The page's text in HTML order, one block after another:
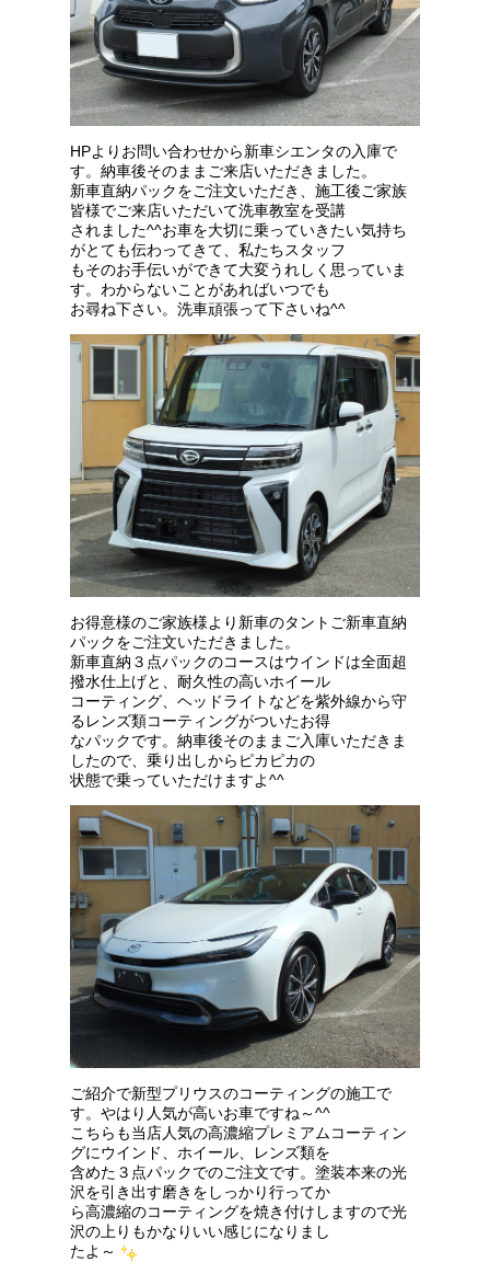
HPよりお問い合わせから新車シエンタの入庫で
す。納車後そのままご来店いただきました。
新車直納パックをご注文いただき、施工後ご家族
皆様でご来店いただいて洗車教室を受講
されました^^お車を大切に乗っていきたい気持ち
がとても伝わってきて、私たちスタッフ
もそのお手伝いができて大変うれしく思っていま
す。わからないことがあればいつでも
お尋ね下さい。洗車頑張って下さいね^^
お得意様のご家族様より新車のタントご新車直納
パックをご注文いただきました。
新車直納３点パックのコースはウインドは全面超
撥水仕上げと、耐久性の高いホイール
コーティング、ヘッドライトなどを紫外線から守
るレンズ類コーティングがついたお得
なパックです。納車後そのままご入庫いただきま
したので、乗り出しからピカピカの
状態で乗っていただけますよ^^
ご紹介で新型プリウスのコーティングの施工で
す。やはり人気が高いお車ですね～^^
こちらも当店人気の高濃縮プレミアムコーティン
グにウインド、ホイール、レンズ類を
含めた３点パックでのご注文です。塗装本来の光
沢を引き出す磨きをしっかり行ってか
ら高濃縮のコーティングを焼き付けしますので光
沢の上りもかなりいい感じになりまし
たよ～